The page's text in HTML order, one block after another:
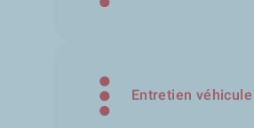
Entretien véhicule